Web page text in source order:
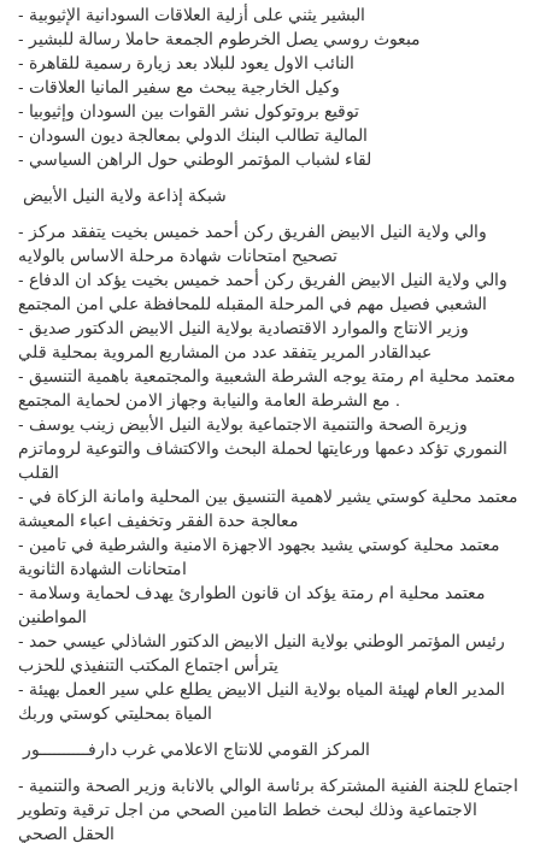
- البشير يثني على أزلية العلاقات السودانية الإثيوبية
- مبعوث روسي يصل الخرطوم الجمعة حاملا رسالة للبشير
- النائب الاول يعود للبلاد بعد زيارة رسمية للقاهرة
- وكيل الخارجية يبحث مع سفير المانيا العلاقات
- توقيع بروتوكول نشر القوات بين السودان وإثيوبيا
- المالية تطالب البنك الدولي بمعالجة ديون السودان
- لقاء لشباب المؤتمر الوطني حول الراهن السياسي
شبكة إذاعة ولاية النيل الأبيض
- والي ولاية النيل الابيض الفريق ركن أحمد خميس بخيت يتفقد مركز
تصحيح امتحانات شهادة مرحلة الاساس بالولايه
- والي ولاية النيل الابيض الفريق ركن أحمد خميس بخيت يؤكد ان الدفاع
الشعبي فصيل مهم في المرحلة المقبله للمحافظة علي امن المجتمع
- وزير الانتاج والموارد الاقتصادية بولاية النيل الابيض الدكتور صديق
عبدالقادر المرير يتفقد عدد من المشاريع المروية بمحلية قلي
- معتمد محلية ام رمتة يوجه الشرطة الشعبية والمجتمعية باهمية التنسيق
مع الشرطة العامة والنيابة وجهاز الامن لحماية المجتمع .
- وزيرة الصحة والتنمية الاجتماعية بولاية النيل الأبيض زينب يوسف
النموري تؤكد دعمها ورعايتها لحملة البحث والاكتشاف والتوعية لروماتزم
القلب
- معتمد محلية كوستي يشير لاهمية التنسيق بين المحلية وامانة الزكاة في
معالجة حدة الفقر وتخفيف اعباء المعيشة
- معتمد محلية كوستي يشيد بجهود الاجهزة الامنية والشرطية في تامين
امتحانات الشهادة الثانوية
- معتمد محلية ام رمتة يؤكد ان قانون الطوارئ يهدف لحماية وسلامة
المواطنين
- رئيس المؤتمر الوطني بولاية النيل الابيض الدكتور الشاذلي عيسي حمد
يترأس اجتماع المكتب التنفيذي للحزب
- المدير العام لهيئة المياه بولاية النيل الابيض يطلع علي سير العمل بهيئة
المياة بمحليتي كوستي وربك
المركز القومي للانتاج الاعلامي غرب دارفــــــــــور
- اجتماع للجنة الفنية المشتركة برئاسة الوالي بالانابة وزير الصحة والتنمية
الاجتماعية وذلك لبحث خطط التامين الصحي من اجل ترقية وتطوير